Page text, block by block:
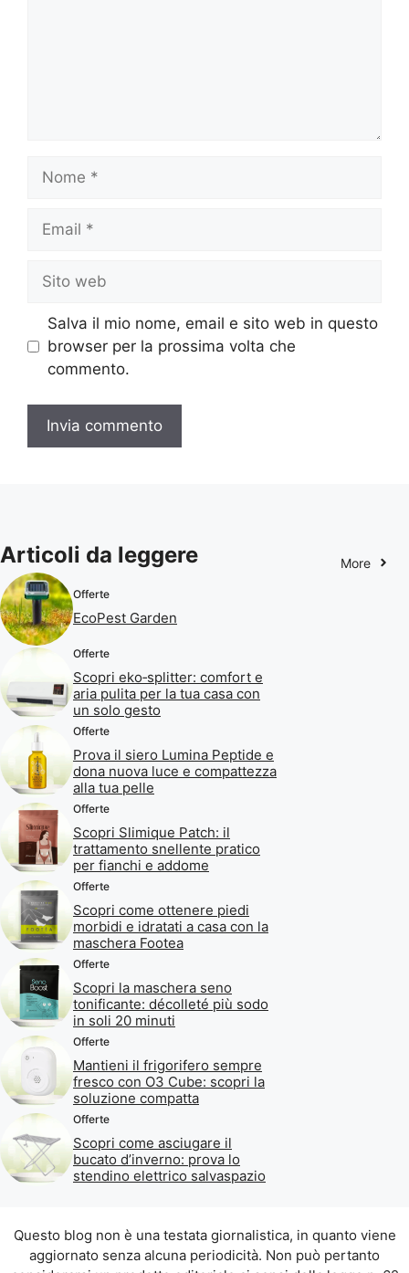
Nome
Email
Sito
web
Salva il mio nome, email e sito web in questo
browser per la prossima volta che
commento.
Articoli da leggere More
Offerte
EcoPest Garden
Offerte
Scopri eko‑splitter: comfort e
aria pulita per la tua casa con
un solo gesto
Offerte
Prova il siero Lumina Peptide e
dona nuova luce e compattezza
alla tua pelle
Offerte
Scopri Slimique Patch: il
trattamento snellente pratico
per fianchi e addome
Offerte
Scopri come ottenere piedi
morbidi e idratati a casa con la
maschera Footea
Offerte
Scopri la maschera seno
tonificante: décolleté più sodo
in soli 20 minuti
Offerte
Mantieni il frigorifero sempre
fresco con O3 Cube: scopri la
soluzione compatta
Offerte
Scopri come asciugare il
bucato d’inverno: prova lo
stendino elettrico salvaspazio
Questo blog non è una testata giornalistica, in quanto viene
aggiornato senza alcuna periodicità. Non può pertanto